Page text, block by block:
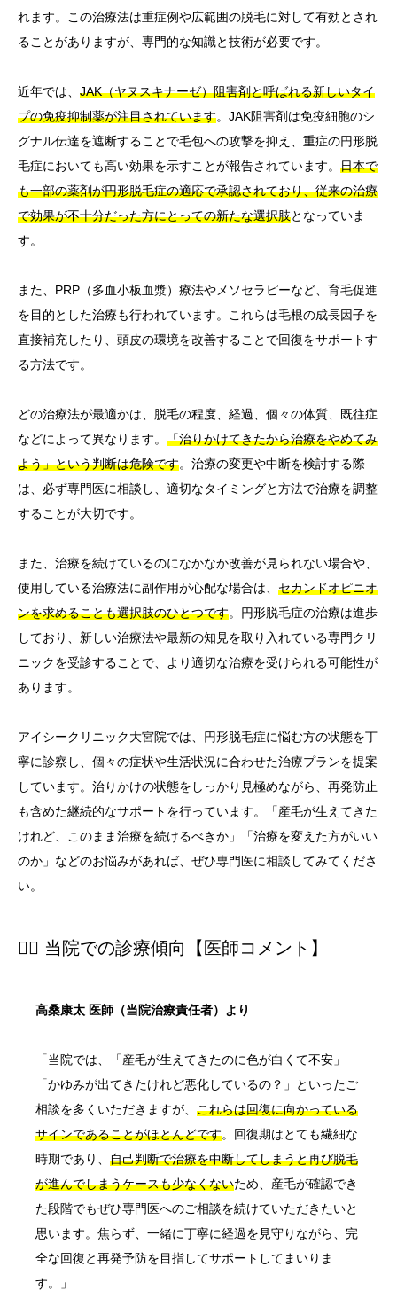
れます。この治療法は重症例や広範囲の脱毛に対して有効とされ
ることがありますが、専門的な知識と技術が必要です。
近年では、 JAK（ヤヌスキナーゼ）阻害剤と呼ばれる新しいタイ
プの免疫抑制薬が注目されています。JAK阻害剤は免疫細胞のシ
グナル伝達を遮断することで毛包への攻撃を抑え、重症の円形脱
毛症においても高い効果を示すことが報告されています。 日本で
も一部の薬剤が円形脱毛症の適応で承認されており、従来の治療
で効果が不十分だった方にとっての新たな選択肢となっていま
す。
また、PRP（多血小板血漿）療法やメソセラピーなど、育毛促進
を目的とした治療も行われています。これらは毛根の成長因子を
直接補充したり、頭皮の環境を改善することで回復をサポートす
る方法です。
どの治療法が最適かは、脱毛の程度、経過、個々の体質、既往症
などによって異なります。 「治りかけてきたから治療をやめてみ
よう」という判断は危険です。治療の変更や中断を検討する際
は、必ず専門医に相談し、適切なタイミングと方法で治療を調整
することが大切です。
また、治療を続けているのになかなか改善が見られない場合や、
使用している治療法に副作用が心配な場合は、 セカンドオピニオ
ンを求めることも選択肢のひとつです。円形脱毛症の治療は進歩
しており、新しい治療法や最新の知見を取り入れている専門クリ
ニックを受診することで、より適切な治療を受けられる可能性が
あります。
アイシークリニック大宮院では、円形脱毛症に悩む方の状態を丁
寧に診察し、個々の症状や生活状況に合わせた治療プランを提案
しています。治りかけの状態をしっかり見極めながら、再発防止
も含めた継続的なサポートを行っています。「産毛が生えてきた
けれど、このまま治療を続けるべきか」「治療を変えた方がいい
のか」などのお悩みがあれば、ぜひ専門医に相談してみてくださ
い。
👨‍⚕️ 当院での診療傾向【医師コメント】
高桑康太 医師（当院治療責任者）より
「当院では、「産毛が生えてきたのに色が白くて不安」
「かゆみが出てきたけれど悪化しているの？」といったご
相談を多くいただきますが、 これらは回復に向かっている
サインであることがほとんどです。回復期はとても繊細な
時期であり、 自己判断で治療を中断してしまうと再び脱毛
が進んでしまうケースも少なくないため、産毛が確認でき
た段階でもぜひ専門医へのご相談を続けていただきたいと
思います。焦らず、一緒に丁寧に経過を見守りながら、完
全な回復と再発予防を目指してサポートしてまいりま
す。」